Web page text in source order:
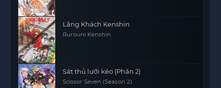
Lãng Khách Kenshin
Rurouni Kenshin
Sát thủ lưỡi kéo (Phần 2)
Scissor Seven (Season 2)